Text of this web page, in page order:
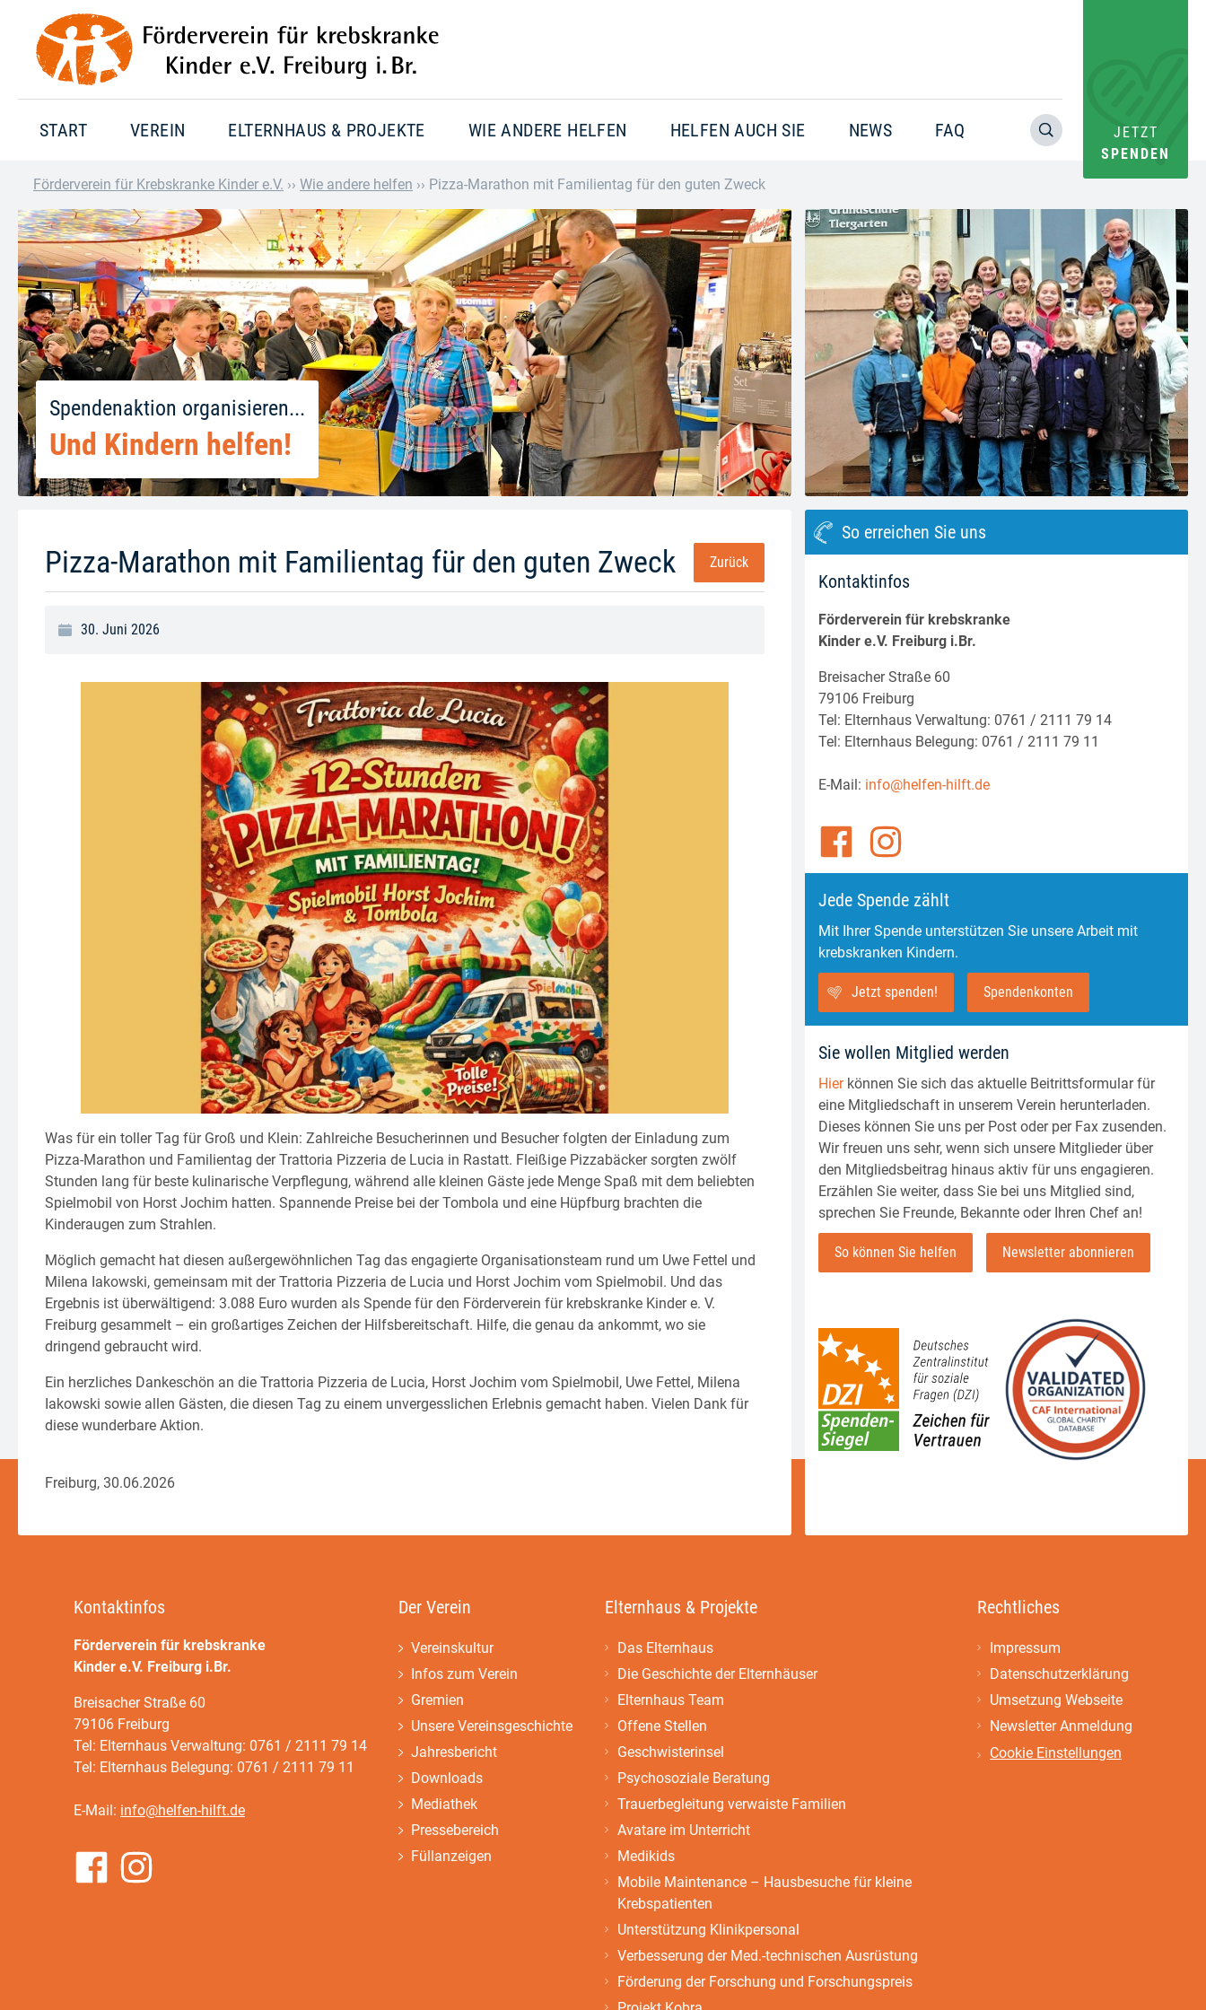
START VEREIN ELTERNHAUS & PROJEKTE WIE ANDERE HELFEN HELFEN AUCH SIE NEWS FAQ
JETZT
SPENDEN
Förderverein für Krebskranke Kinder e.V. ›› Wie andere helfen ›› Pizza-Marathon mit Familientag für den guten Zweck
Spendenaktion organisieren...
Und Kindern helfen!
Warning
: Trying to access array offset on value of type bool in
/home/pacs/tgr09/users/website/doms/www.helfen-
hilft.de/htdocs-ssl/app/plugins/oxygen/component-
framework/components/classes/code-
block.class.php(133) : eval()'d code
on line
Pizza-Marathon mit Familientag für den guten Zweck Zurück
30. Juni 2026
Was für ein toller Tag für Groß und Klein: Zahlreiche Besucherinnen und Besucher folgten der Einladung zum
Pizza-Marathon und Familientag der Trattoria Pizzeria de Lucia in Rastatt. Fleißige Pizzabäcker sorgten zwölf
Stunden lang für beste kulinarische Verpflegung, während alle kleinen Gäste jede Menge Spaß mit dem beliebten
Spielmobil von Horst Jochim hatten. Spannende Preise bei der Tombola und eine Hüpfburg brachten die
Kinderaugen zum Strahlen.
Möglich gemacht hat diesen außergewöhnlichen Tag das engagierte Organisationsteam rund um Uwe Fettel und
Milena Iakowski, gemeinsam mit der Trattoria Pizzeria de Lucia und Horst Jochim vom Spielmobil. Und das
Ergebnis ist überwältigend: 3.088 Euro wurden als Spende für den Förderverein für krebskranke Kinder e. V.
Freiburg gesammelt – ein großartiges Zeichen der Hilfsbereitschaft. Hilfe, die genau da ankommt, wo sie
dringend gebraucht wird.
Ein herzliches Dankeschön an die Trattoria Pizzeria de Lucia, Horst Jochim vom Spielmobil, Uwe Fettel, Milena
Iakowski sowie allen Gästen, die diesen Tag zu einem unvergesslichen Erlebnis gemacht haben. Vielen Dank für
diese wunderbare Aktion.
Freiburg, 30.06.2026
So erreichen Sie uns
Kontaktinfos
Förderverein für krebskranke
Kinder e.V. Freiburg i.Br.
Breisacher Straße 60
79106 Freiburg
Tel: Elternhaus Verwaltung: 0761 / 2111 79 14
Tel: Elternhaus Belegung: 0761 / 2111 79 11
E-Mail: info@helfen-hilft.de
Jede Spende zählt
Mit Ihrer Spende unterstützen Sie unsere Arbeit mit
krebskranken Kindern.
Jetzt spenden! Spendenkonten
Sie wollen Mitglied werden
Hierkönnen Sie sich das aktuelle Beitrittsformular für
eine Mitgliedschaft in unserem Verein herunterladen.
Dieses können Sie uns per Post oder per Fax zusenden.
Wir freuen uns sehr, wenn sich unsere Mitglieder über
den Mitgliedsbeitrag hinaus aktiv für uns engagieren.
Erzählen Sie weiter, dass Sie bei uns Mitglied sind,
sprechen Sie Freunde, Bekannte oder Ihren Chef an!
So können Sie helfen Newsletter abonnieren
Kontaktinfos
Förderverein für krebskranke
Kinder e.V. Freiburg i.Br.
Breisacher Straße 60
79106 Freiburg
Tel: Elternhaus Verwaltung: 0761 / 2111 79 14
Tel: Elternhaus Belegung: 0761 / 2111 79 11
E-Mail: info@helfen-hilft.de
Der Verein
Vereinskultur
Infos zum Verein
Gremien
Unsere Vereinsgeschichte
Jahresbericht
Downloads
Mediathek
Pressebereich
Füllanzeigen
Elternhaus & Projekte
Das Elternhaus
Die Geschichte der Elternhäuser
Elternhaus Team
Offene Stellen
Geschwisterinsel
Psychosoziale Beratung
Trauerbegleitung verwaiste Familien
Avatare im Unterricht
Medikids
Mobile Maintenance – Hausbesuche für kleine
Krebspatienten
Unterstützung Klinikpersonal
Verbesserung der Med.-technischen Ausrüstung
Förderung der Forschung und Forschungspreis
Rechtliches
Impressum
Datenschutzerklärung
Umsetzung Webseite
Newsletter Anmeldung
Cookie Einstellungen